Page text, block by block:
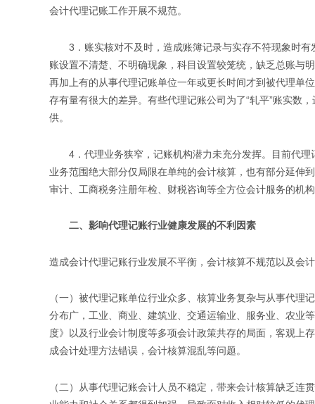
会计代理记账工作开展不规范。
3．账实核对不及时，造成账簿记录与实存不符现象时有
账设置不清楚、不明确现象，科目设置较笼统，缺乏总账与
再加上有的从事代理记账单位一年或更长时间才到被代理单
存有量有很大的差异。有些代理记账公司为了“轧平”账实数
供。
4．代理业务狭窄，记账机构潜力未充分发挥。目前代理
业务范围绝大部分仅局限在单纯的会计核算，也有部分延伸
审计、工商税务注册年检、财税咨询等全方位会计服务的机
二、影响代理记账行业健康发展的不利因素
造成会计代理记账行业发展不平衡，会计核算不规范以及会
（一）被代理记账单位行业众多、核算业务复杂与从事代
分布广，工业、商业、建筑业、交通运输业、服务业、农业
度》以及行业会计制度等多项会计政策共存的局面，客观上
成会计处理方法错误，会计核算混乱等问题。
（二）从事代理记账会计人员不稳定，带来会计核算缺乏